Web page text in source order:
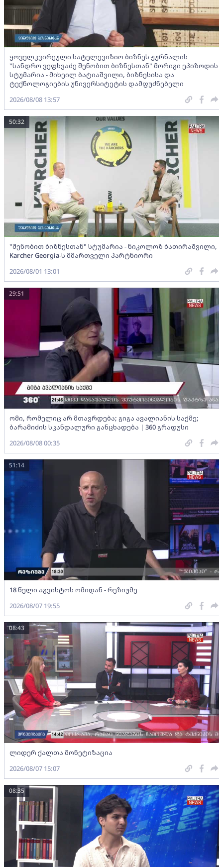
ყოველკვირეული სატელევიზიო ბიზნეს ჟურნალის
"სანდრო ვეფხვაძე შენობით ბიზნესთან" მორიგი ეპიზოდის
სტუმარია - მიხეილ ბატიაშვილი, ბიზნესისა და
ტექნოლოგიების უნივერსიტეტის დამფუძნებელი
2026/08/08 13:57
"შენობით ბიზნესთან" სტუმარია - ნიკოლოზ ბათირაშვილი,
Karcher Georgia-ს მმართველი პარტნიორი
50:32
2026/08/01 13:01
ომი, რომელიც არ მთავრდება; გიგა ავალიანის საქმე;
ბარამიძის სკანდალური განცხადება | 360 გრადუსი
29:51
2026/08/08 00:35
18 წელი აგვისტოს ომიდან - რეზიუმე
51:14
2026/08/07 19:55
ლიდერ ქალთა მონეტიზაცია
08:43
2026/08/07 15:07
08:35